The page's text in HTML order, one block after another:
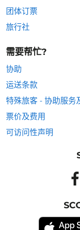
团体订票
旅行社
需要帮忙?
协助
运送条款
特殊旅客 - 协助服务
票价及费用
可访问性声明